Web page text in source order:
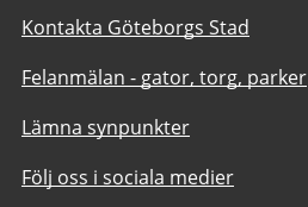
Kontakta Göteborgs Stad
Felanmälan - gator, torg, parker
Lämna synpunkter
Följ oss i sociala medier